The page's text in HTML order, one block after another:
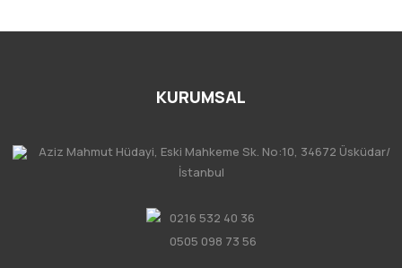
KURUMSAL
Aziz Mahmut Hüdayi, Eski Mahkeme Sk. No:10, 34672 Üsküdar/
İstanbul
0216 532 40 36
0505 098 73 56